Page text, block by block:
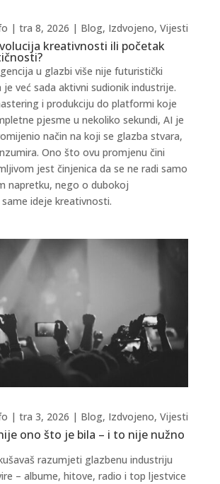
kreativnosti ili početak
| tra 8, 2026 | Blog, Izdvojeno, Vijesti
u glazbi više nije futuristički
već sada aktivni sudionik industrije.
i produkciju do platformi koje
pjesme u nekoliko sekundi, AI je
način na koji se glazba stvara,
Ono što ovu promjenu čini
jest činjenica da se ne radi samo
napretku, nego o dubokoj
ideje kreativnosti.
ono što je bila – i to nije nužno
| tra 3, 2026 | Blog, Izdvojeno, Vijesti
razumjeti glazbenu industriju
– albume, hitove, radio i top ljestvice